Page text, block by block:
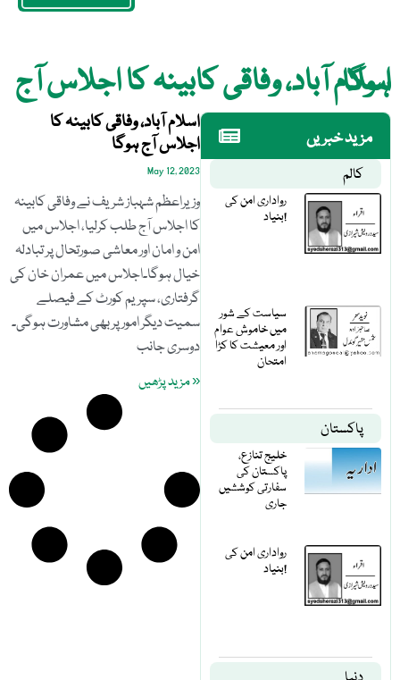
اسلام آباد، وفاقی کابینہ کا اجلاس آج ہوگا
مزید خبریں
کالم
رواداری امن کی
بنیاد!
سیاست کے شور
میں خاموش عوام
اور معیشت کا کڑا
امتحان
پاکستان
خلیج تنازع،
پاکستان کی
سفارتی کوششیں
جاری
رواداری امن کی
بنیاد!
اسلام آباد، وفاقی کابینہ کا
اجلاس آج ہوگا
May 12, 2023
وزیراعظم شہباز شریف نے وفاقی کابینہ
کا اجلاس آج طلب کرلیا، اجلاس میں
امن و امان اور معاشی صورتحال پر تبادلہ
خیال ہوگا۔اجلاس میں عمران خان کی
گرفتاری، سپریم کورٹ کے فیصلے
سمیت دیگر امور پر بھی مشاورت ہوگی۔
دوسری جانب
« مزید پڑھیں